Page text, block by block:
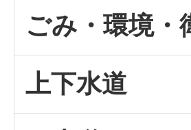
ごみ・環境・
上下水道